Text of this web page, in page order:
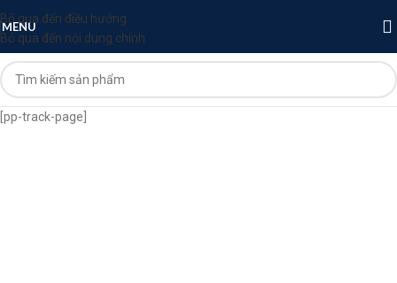
Bỏ qua đến điều hướng
Bỏ qua đến nội dung chính
MENU
[pp-track-page]